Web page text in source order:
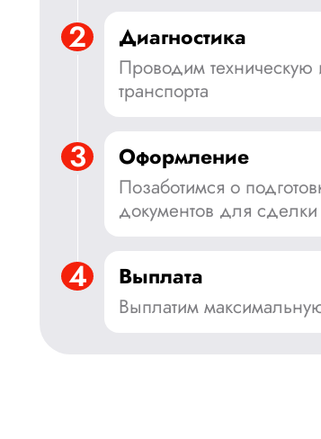
2 Диагностика
Проводим техническую
транспорта
3 Оформление
Позаботимся о
документов для сделки
4 Выплата
Выплатим